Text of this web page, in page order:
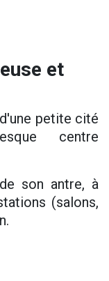
et
petite cité
centre
son antre, à
(salons,